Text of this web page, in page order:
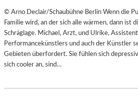
© Arno Declair/Schaubühne Berlin Wenn die
Familie wird, an der sich alle wärmen, dann ist
Schräglage. Michael, Arzt, und Ulrike,
Performancekünstlers und auch der Künstler
Gebieten überfordert. Sie fühlen sich
sich cooler an, sind…